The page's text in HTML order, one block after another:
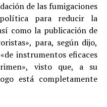
de las fumigaciones
para reducir la
como la publicación de
para, según dijo,
instrumentos eficaces
visto que, a su
está completamente